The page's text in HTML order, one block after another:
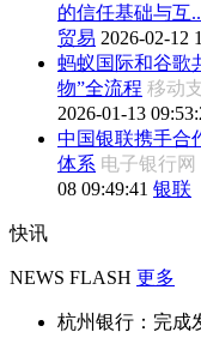
的信任基础与互
贸易 2026-02-12
蚂蚁国际和谷歌
物”全流程 移动
2026-01-13
中国银联携手合
体系 电子银行
08 09:49:41 银联
快讯
NEWS FLASH 更多
杭州银行：完成